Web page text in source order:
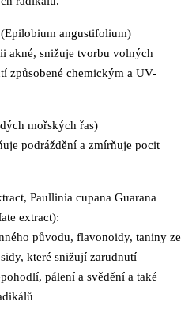
(Epilobium angustifolium)
akné, snižuje tvorbu volných
způsobené chemickým a UV-
mořských řas)
podráždění a zmírňuje pocit
Paullinia cupana Guarana
extract):
původu, flavonoidy, taniny ze
které snižují zarudnutí
pálení a svědění a také